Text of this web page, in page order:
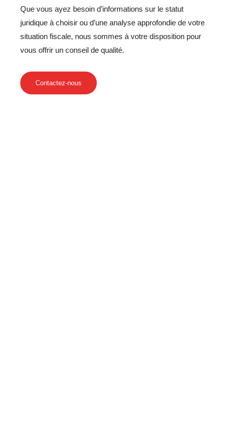
Que vous ayez besoin d’informations sur le statut
juridique à choisir ou d’une analyse approfondie de votre
situation fiscale, nous sommes à votre disposition pour
vous offrir un conseil de qualité.
Contactez-nous